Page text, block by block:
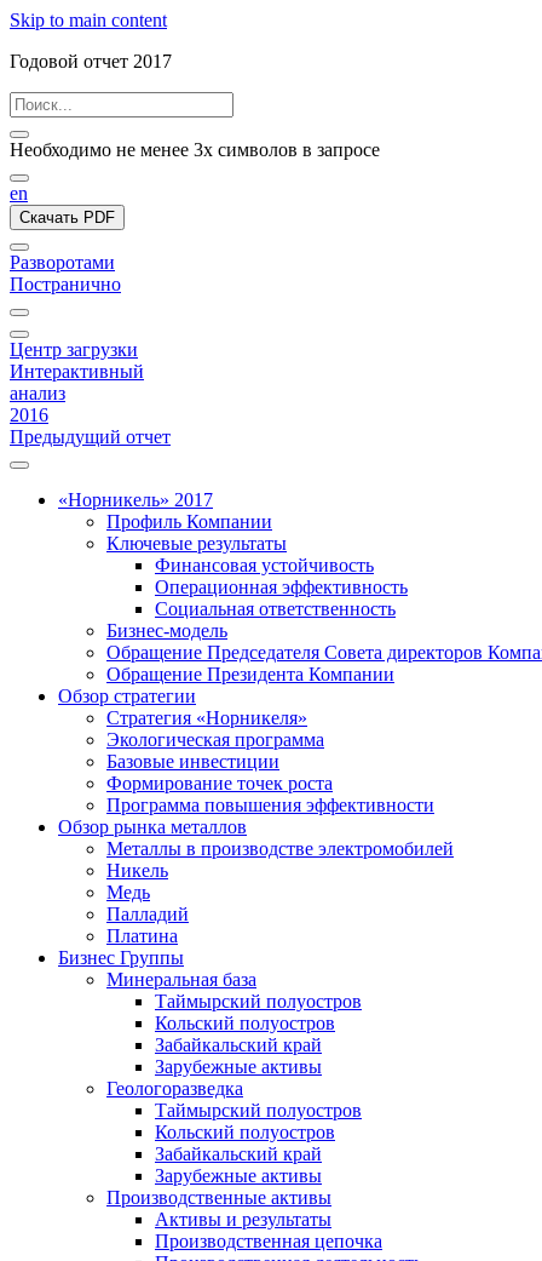
Skip to main content
Годовой отчет 2017
Необходимо не менее 3х символов в запросе
en
Скачать PDF
Разворотами
Постранично
Центр загрузки
Интерактивный
анализ
2016
Предыдущий отчет
«Норникель» 2017
Профиль Компании
Ключевые результаты
Финансовая устойчивость
Операционная эффективность
Социальная ответственность
Бизнес-модель
Обращение Председателя Совета директоров
Обращение Президента Компании
Обзор стратегии
Стратегия «Норникеля»
Экологическая программа
Базовые инвестиции
Формирование точек роста
Программа повышения эффективности
Обзор рынка металлов
Металлы в производстве электромобилей
Никель
Медь
Палладий
Платина
Бизнес Группы
Минеральная база
Таймырский полуостров
Кольский полуостров
Забайкальский край
Зарубежные активы
Геологоразведка
Таймырский полуостров
Кольский полуостров
Забайкальский край
Зарубежные активы
Производственные активы
Активы и результаты
Производственная цепочка